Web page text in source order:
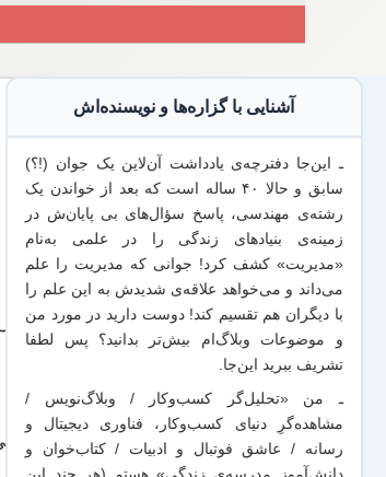
گاه
گاه
آشنایی با گزاره‌ها و نویسنده‌اش
ـ این‌جا دفترچه‌ی یادداشت‌ آن‌لاین یک جوان (!؟)
سابق و حالا ۴۰ ساله است که بعد از خواندن یک
رشته‌ی مهندسی، پاسخ سؤال‌های بی پایان‌ش در
زمینه‌ی بنیادهای زندگی را در علمی به‌نام
«مدیریت» کشف کرد! جوانی که مدیریت را علم
می‌داند و می‌خواهد علاقه‌ی شدیدش به این علم را
بادیگران همتقسیم کند! دوست دارید در مورد من
و موضوعات وبلاگ‌ام بیش‌تر بدانید؟ پس لطفا
تشریف ببرید این‌جا.
ـ من «تحلیل‌گر کسب‌وکار / وبلاگ‌نویس /
مشاهده‌گرِ دنیای کسب‌وکار، فناوری دیجیتال و
رسانه / عاشق فوتبال و ادبیات / کتاب‌خوان و